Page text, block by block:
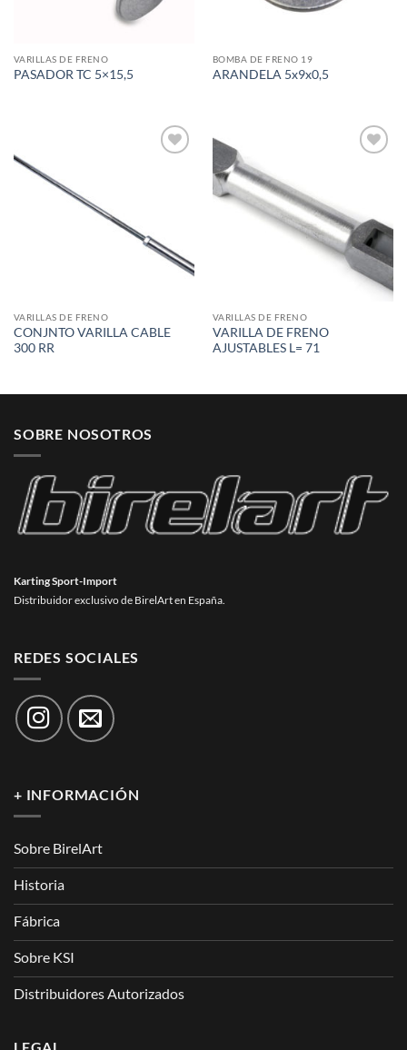
VARILLAS DE FRENO
PASADOR TC 5×15,5
BOMBA DE FRENO 19
ARANDELA 5x9x0,5
VARILLAS DE FRENO
CONJNTO VARILLA CABLE
300 RR
VARILLAS DE FRENO
VARILLA DE FRENO
AJUSTABLES L= 71
SOBRE NOSOTROS
Karting Sport-Import
Distribuidor exclusivo de BirelArt en España.
REDES SOCIALES
+ INFORMACIÓN
Sobre BirelArt
Historia
Fábrica
Sobre KSI
Distribuidores Autorizados